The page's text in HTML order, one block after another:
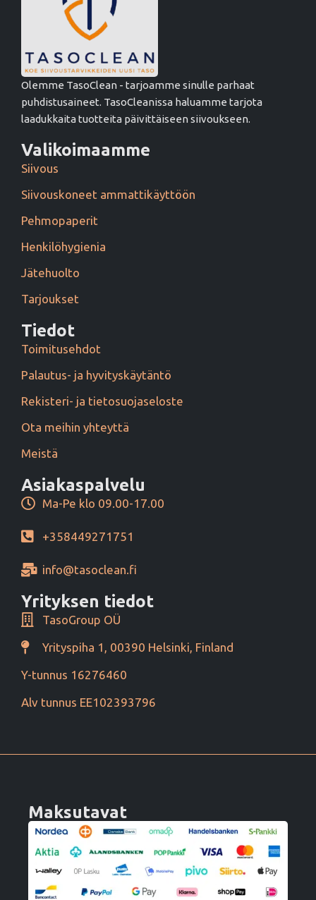
Olemme TasoClean - tarjoamme sinulle parhaat
puhdistusaineet. TasoCleanissa haluamme tarjota
laadukkaita tuotteita päivittäiseen siivoukseen.
Valikoimaamme
Siivous
Siivouskoneet ammattikäyttöön
Pehmopaperit
Henkilöhygienia
Jätehuolto
Tarjoukset
Tiedot
Toimitusehdot
Palautus- ja hyvityskäytäntö
Rekisteri- ja tietosuojaseloste
Ota meihin yhteyttä
Meistä
Asiakaspalvelu
Ma-Pe klo 09.00-17.00
+358449271751
info@tasoclean.fi
Yrityksen tiedot
TasoGroup OÜ
Yrityspiha 1, 00390 Helsinki, Finland
Y-tunnus 16276460
Alv tunnus EE102393796
Maksutavat